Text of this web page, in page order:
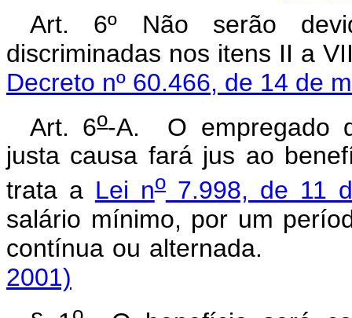
Art. 6º Não serão
discriminadas nos itens II a
Decreto nº 60.466, de 14 de
Art. 6o-A. O empregado
justa causa fará jus ao
trata a Lei no7.998, de 11
salário mínimo, por um
contínua ou alternada.
2001)